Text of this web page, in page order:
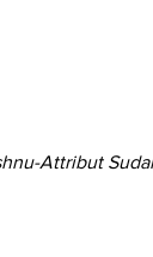
Attribut